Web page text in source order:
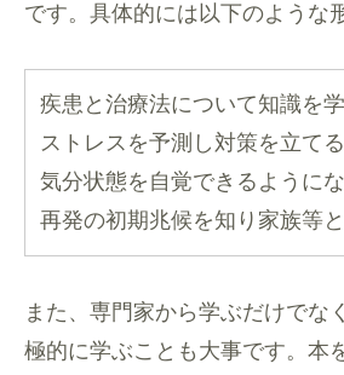
です。具体的には以下のような
疾患と治療法について知識を
ストレスを予測し対策を立てる
気分状態を自覚できるように
再発の初期兆候を知り家族等
また、専門家から学ぶだけでな
極的に学ぶことも大事です。本